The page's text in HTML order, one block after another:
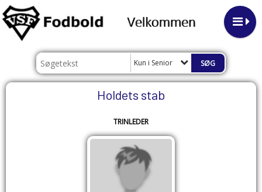
Kun i Senior
Holdets stab
TRINLEDER